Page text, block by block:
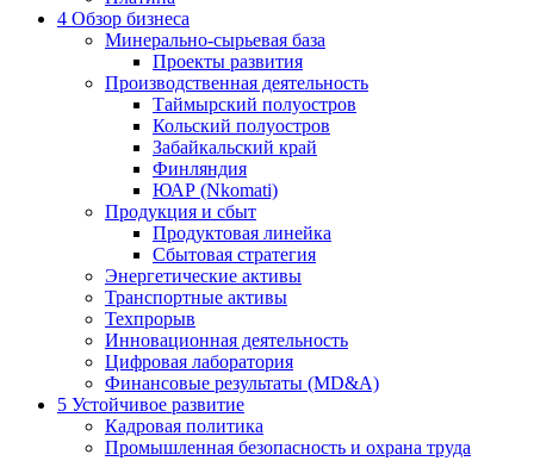
4 Обзор бизнеса
Минерально-сырьевая база
Проекты развития
Производственная деятельность
Таймырский полуостров
Кольский полуостров
Забайкальский край
Финляндия
ЮАР (Nkomati)
Продукция и сбыт
Продуктовая линейка
Сбытовая стратегия
Энергетические активы
Транспортные активы
Техпрорыв
Инновационная деятельность
Цифровая лаборатория
Финансовые результаты (MD&A)
5 Устойчивое развитие
Кадровая политика
Промышленная безопасность и охрана труда